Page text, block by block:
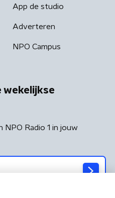
App de studio
Adverteren
NPO Campus
wekelijkse
NPO Radio 1 in jouw